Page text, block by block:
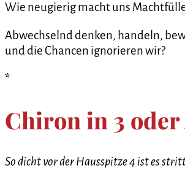
Wie neugierig macht uns
Abwechselnd denken, handeln,
und die Chancen ignorieren wir?
*
Chiron in 3 oder
So dicht vor der Hausspitze 4 ist es